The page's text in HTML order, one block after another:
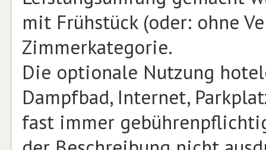
mit Frühstück (oder: ohne
Zimmerkategorie.
Die optionale Nutzung
Dampfbad, Internet,
fast immer